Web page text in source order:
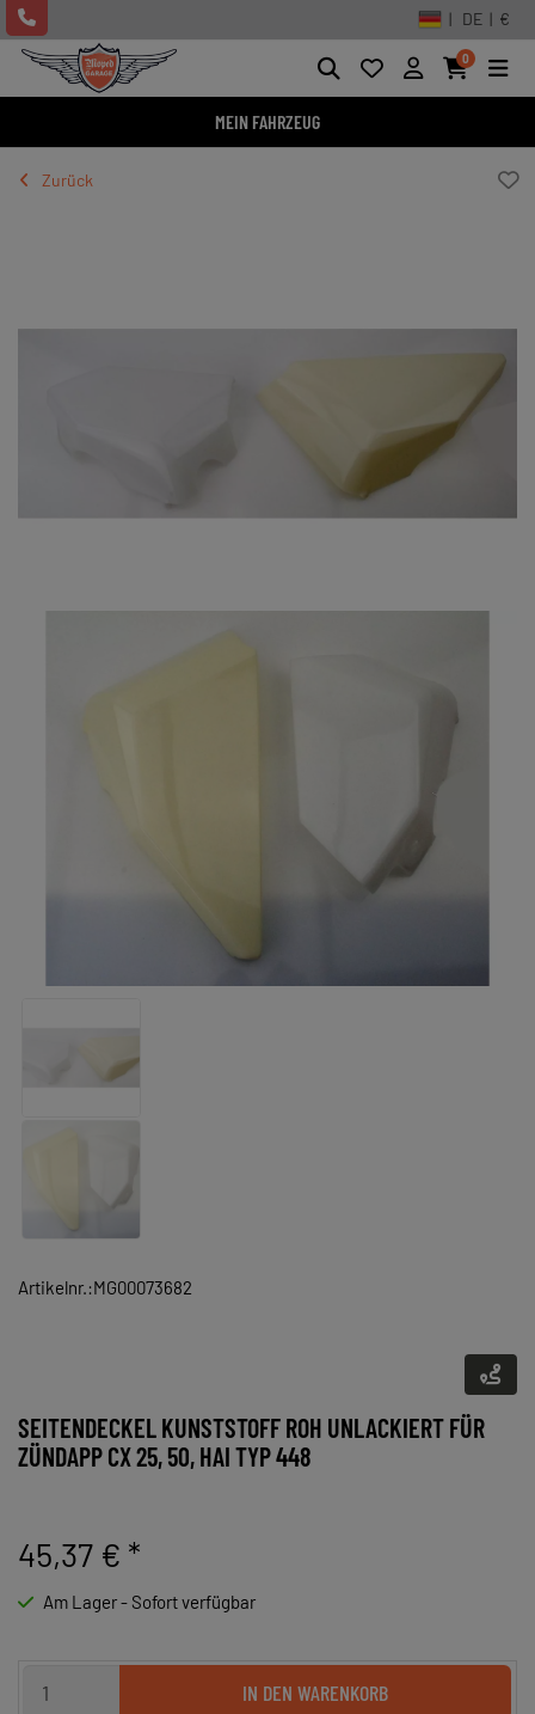
| DE | €
0
MEIN FAHRZEUG
Zurück
Artikelnr.:MG00073682
SEITENDECKEL KUNSTSTOFF ROH UNLACKIERT FÜR
ZÜNDAPP CX 25, 50, HAI TYP 448
45,37 € *
Am Lager - Sofort verfügbar
IN DEN WARENKORB